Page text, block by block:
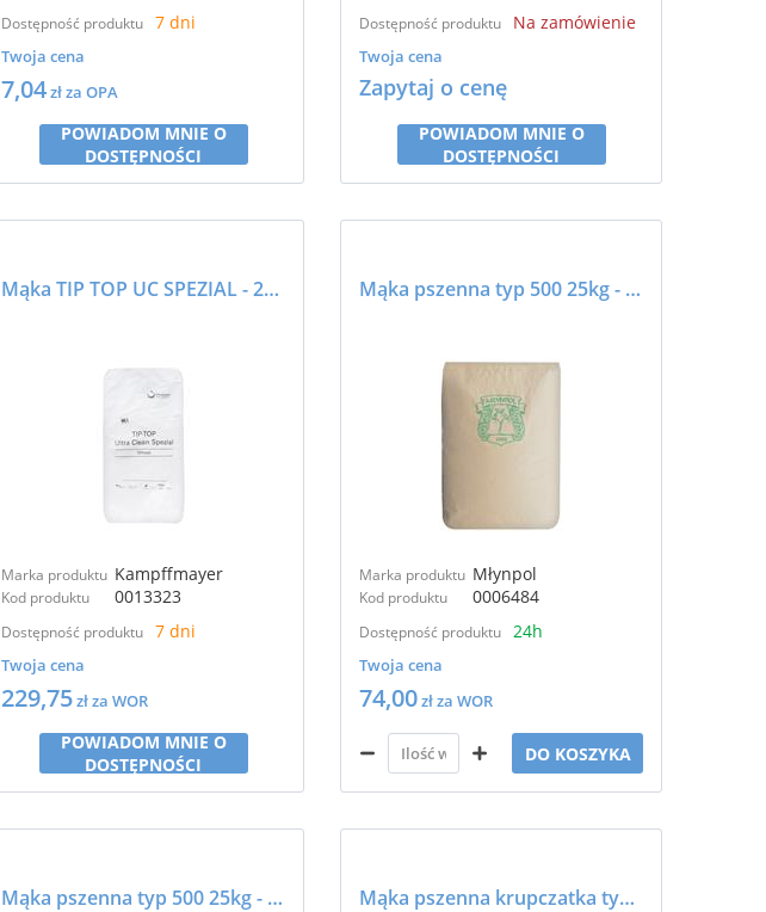
Dostępność produktu 7 dni
Twoja cena
7,04zł za OPA
POWIADOM MNIE O
DOSTĘPNOŚCI
Dostępność produktu Na zamówienie
Twoja cena
Zapytaj o cenę
POWIADOM MNIE O
DOSTĘPNOŚCI
Mąka TIP TOP UC SPEZIAL - 25kg - Goodmills Innovation
Marka produktu Kampffmayer
Kod produktu 0013323
Dostępność produktu 7 dni
Twoja cena
229,75zł za WOR
POWIADOM MNIE O
DOSTĘPNOŚCI
Mąka pszenna typ 500 25kg - MŁYNPOL
Marka produktu Młynpol
Kod produktu 0006484
Dostępność produktu 24h
Twoja cena
74,00zł za WOR
DO KOSZYKA
Mąka pszenna typ 500 25kg - SZCZEPANKI Mąka pszenna krupczatka typ 450 25kg - SZCZEPANKI